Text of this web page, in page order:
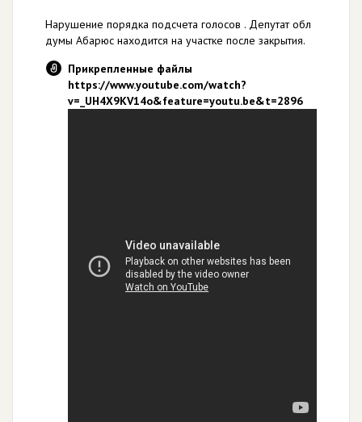
Нарушение порядка подсчета голосов . Депутат обл
думы Абарюс находится на участке после закрытия.
Прикрепленные файлы
https://www.youtube.com/watch?
v=_UH4X9KV14o&feature=youtu.be&t=2896